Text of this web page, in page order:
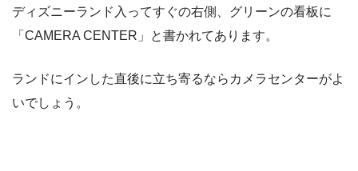
ディズニーランド入ってすぐの右側、グリーンの看板に
「CAMERA CENTER」と書かれてあります。
ランドにインした直後に立ち寄るならカメラセンターがよ
いでしょう。